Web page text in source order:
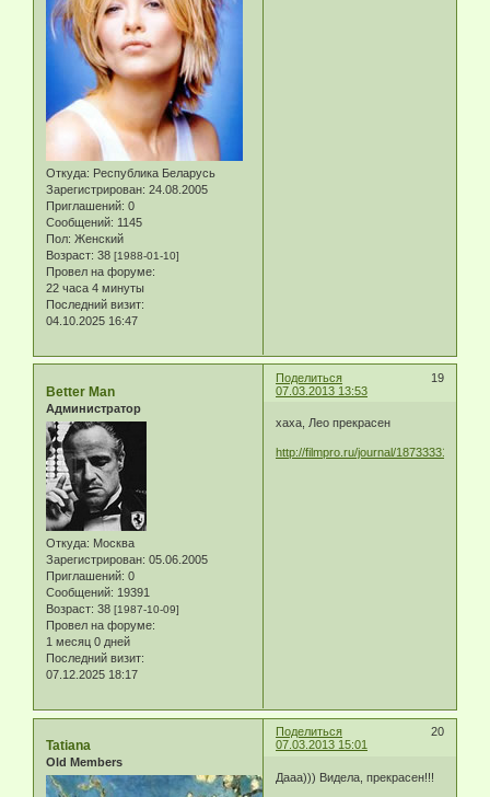
Откуда: Республика Беларусь
Зарегистрирован: 24.08.2005
Приглашений: 0
Сообщений: 1145
Пол: Женский
Возраст: 38 [1988-01-10]
Провел на форуме:
22 часа 4 минуты
Последний визит:
04.10.2025 16:47
Поделиться
19
07.03.2013 13:53
Better Man
Администратор
Откуда: Москва
Зарегистрирован: 05.06.2005
Приглашений: 0
Сообщений: 19391
Возраст: 38 [1987-10-09]
Провел на форуме:
1 месяц 0 дней
Последний визит:
07.12.2025 18:17
хаха, Лео прекрасен
http://filmpro.ru/journal/18733331
Поделиться
20
07.03.2013 15:01
Tatiana
Old Members
Дааа))) Видела, прекрасен!!!